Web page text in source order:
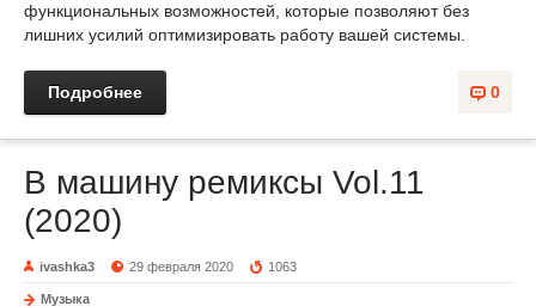
функциональных возможностей, которые позволяют без
лишних усилий оптимизировать работу вашей системы.
0
Подробнее
B машину ремиксы Vol.11
(2020)
ivashka3 29 февраля 2020 1063
Музыка